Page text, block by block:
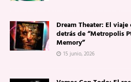
Dream Theater: El
detrás de “Metropolis
Memory”
15 junio, 2026